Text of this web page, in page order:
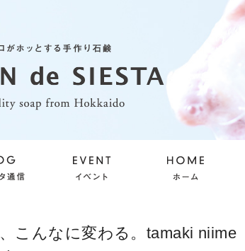
こんなに変わる。tamaki niime